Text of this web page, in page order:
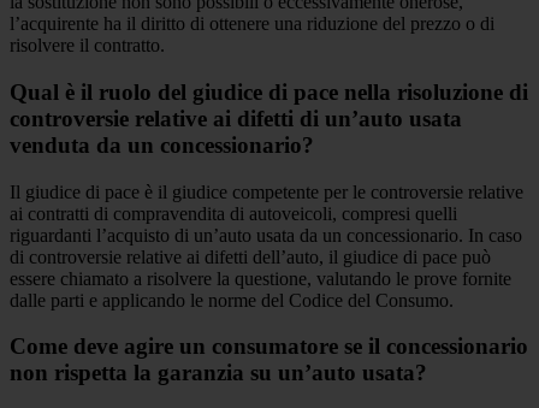
l’acquirente ha il diritto di ottenere una riduzione del prezzo o di
risolvere il contratto.
Qual è il ruolo del giudice di pace nella risoluzione di
controversie relative ai difetti di un’auto usata
venduta da un concessionario?
Il giudice di pace è il giudice competente per le controversie relative
ai contratti di compravendita di autoveicoli, compresi quelli
riguardanti l’acquisto di un’auto usata da un concessionario. In caso
di controversie relative ai difetti dell’auto, il giudice di pace può
essere chiamato a risolvere la questione, valutando le prove fornite
dalle parti e applicando le norme del Codice del Consumo.
Come deve agire un consumatore se il concessionario
non rispetta la garanzia su un’auto usata?